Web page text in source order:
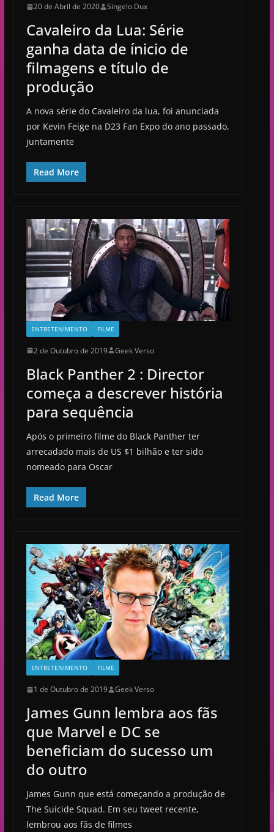
20 de Abril de 2020 Singelo Dux
Cavaleiro da Lua: Série
ganha data de ínicio de
filmagens e título de
produção
A nova série do Cavaleiro da lua, foi anunciada
por Kevin Feige na D23 Fan Expo do ano passado,
juntamente
Read More
ENTRETENIMENTO FILME
2 de Outubro de 2019 Geek Verso
Black Panther 2 : Director
começa a descrever história
para sequência
Após o primeiro filme do Black Panther ter
arrecadado mais de US $1 bilhão e ter sido
nomeado para Oscar
Read More
ENTRETENIMENTO FILME
1 de Outubro de 2019 Geek Verso
James Gunn lembra aos fãs
que Marvel e DC se
beneficiam do sucesso um
do outro
James Gunn que está começando a produção de
The Suicide Squad. Em seu tweet recente,
lembrou aos fãs de filmes